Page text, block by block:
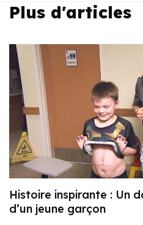
Plus d'articles
Histoire inspirante : Un
d’un jeune garçon